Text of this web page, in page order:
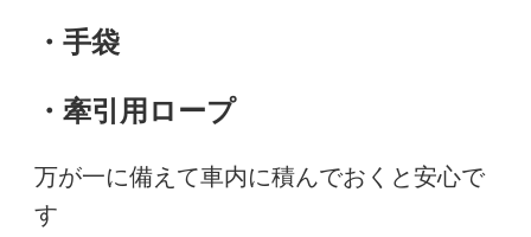
・手袋
・牽引用ロープ
万が一に備えて車内に積んでおくと安心で
す